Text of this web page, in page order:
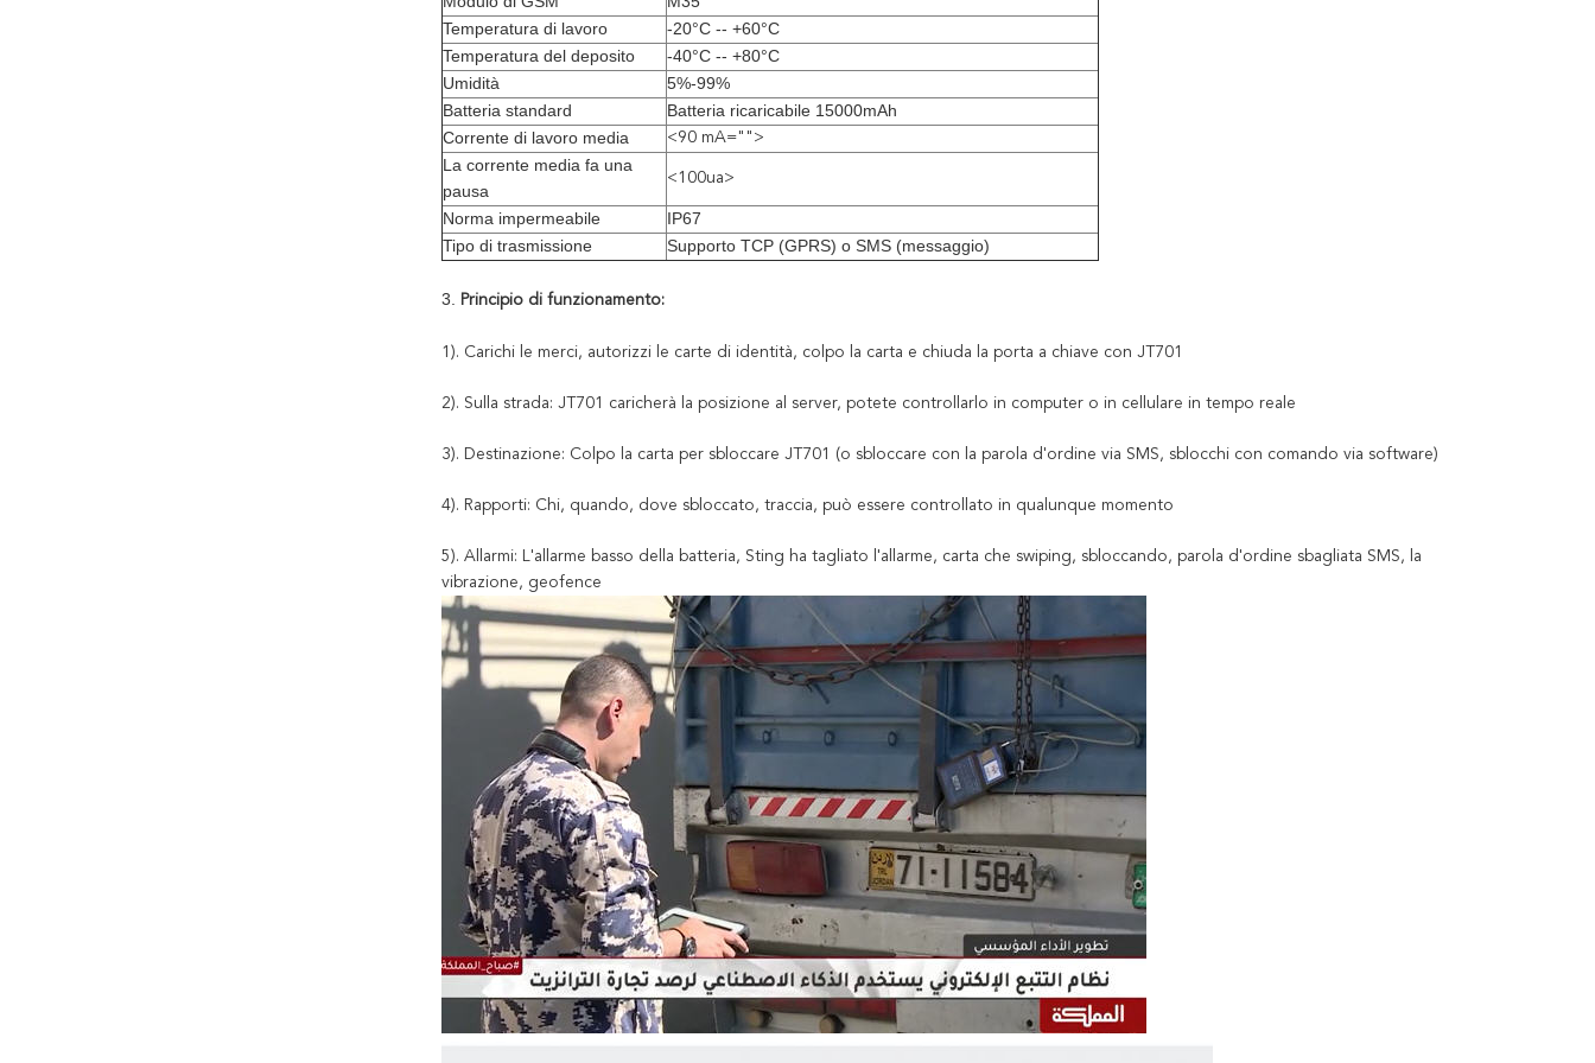
Temperatura di lavoro
-20°C -- +60°C
Temperatura del deposito
-40°C -- +80°C
Umidità
5%-99%
Batteria standard
Batteria ricaricabile 15000mAh
Corrente di lavoro media
<90 mA="">
La corrente media fa una
pausa
<100ua>
Norma impermeabile
IP67
Tipo di trasmissione
Supporto TCP (GPRS) o SMS (messaggio)
3. Principio di funzionamento:
1). Carichi le merci, autorizzi le carte di identità, colpo la carta e chiuda la porta a chiave con JT701
2). Sulla strada: JT701 caricherà la posizione al server, potete controllarlo in computer o in cellulare in tempo reale
3). Destinazione: Colpo la carta per sbloccare JT701 (o sbloccare con la parola d'ordine via SMS, sblocchi con comando via software)
4). Rapporti: Chi, quando, dove sbloccato, traccia, può essere controllato in qualunque momento
5). Allarmi: L'allarme basso della batteria, Sting ha tagliato l'allarme, carta che swiping, sbloccando, parola d'ordine sbagliata SMS, la
vibrazione, geofence